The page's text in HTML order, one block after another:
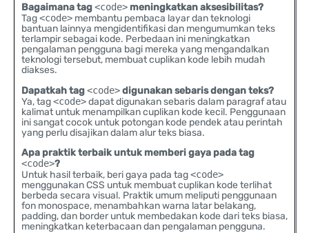
Bagaimana tag<code> meningkatkan aksesibilitas?
Tag<code> membantu pembaca layar dan teknologi
bantuan lainnya mengidentifikasi dan mengumumkan teks
terlampir sebagai kode. Perbedaan ini meningkatkan
pengalaman pengguna bagi mereka yang mengandalkan
teknologi tersebut, membuat cuplikan kode lebih mudah
diakses.
Dapatkah tag<code>digunakan sebaris dengan teks?
Ya, tag<code>dapat digunakan sebaris dalam paragraf atau
kalimat untuk menampilkan cuplikan kode kecil. Penggunaan
ini sangat cocok untuk potongan kode pendek atau perintah
yang perlu disajikan dalam alur teks biasa.
Apa praktik terbaik untuk memberi gaya pada tag
<code>?
Untuk hasil terbaik, beri gaya pada tag<code>
menggunakan CSS untuk membuat cuplikan kode terlihat
berbeda secara visual. Praktik umum meliputi penggunaan
fon monospace, menambahkan warna latar belakang,
padding, dan border untuk membedakan kode dari teks biasa,
meningkatkan keterbacaan dan pengalaman pengguna.